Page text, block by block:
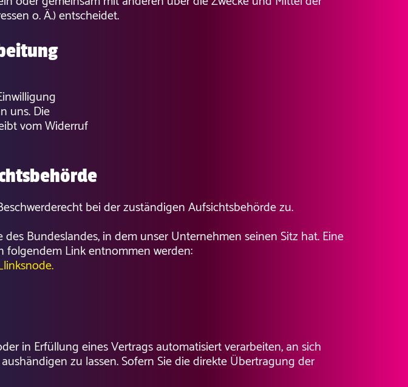
o. Ä.) entscheidet.
uns. Die
vom Widerruf
bei der zuständigen Aufsichtsbehörde zu.
Bundeslandes, in dem unser Unternehmen seinen Sitz hat. Eine
Link entnommen werden:
in Erfüllung eines Vertrags automatisiert verarbeiten, an sich
zu lassen. Sofern Sie die direkte Übertragung der